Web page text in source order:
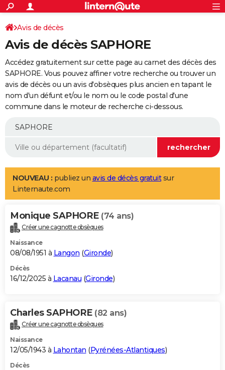
ACTUALITÉS
Politique
Société
Faits Divers
Education
Monde
Villes
+
SPORT
Coupe du monde 2026
Football
Tennis
Cyclisme
Rugby
Forum
Programme TV
TNT
Streaming
Cinéma
Sorties cinéma
Musique
+
FINANCE
Retraite
Epargne
Immobilier
Risques naturels par ville
Banque
Assurance
AUTO
Essais
Réserver un essai
Citadines
Berlines
SUV
Forum auto
+
Mobiles
Meilleur smartphone
Internet
Ordinateurs
Jeux vidéo
Guide high-tech
Aménagement intérieur
LIFESTYLE
Art de vivre
Bien-être
Loisirs
Mode
Modes de vie
Alimentation
Guide de la santé
Maladies
Médicaments
Sommeil
VOYAGE
Destinations
City break
Voyage nature
Voyage de noces
Forum
Climat
+PHOTO
GUIDES D'ACHAT
BONS PLANS
Carte de Noël
Carte Bonne année
Carte Saint-Valentin
Carte Pâques
Carte d'anniversaire
DICTIONNAIRE
Dictionnaire
Biographies
Citations
Expressions
Proverbes
PROGRAMME TV
Avis de décès
Avis de décès SAPHORE
Accédez gratuitement sur cette page au carnet des décès des
SAPHORE. Vous pouvez affiner votre recherche ou trouver un
avis de décès ou un avis d'obsèques plus ancien en tapant le
nom d'un défunt et/ou le nom ou le code postal d'une
commune dans le moteur de recherche ci-dessous.
NOUVEAU : publiez un avis de décès gratuitsur
Linternaute.com
Monique SAPHORE (74 ans)
Créer une cagnotte obsèques
Naissance
08/08/1951 à Langon (Gironde)
Décès
16/12/2025 à Lacanau (Gironde)
Charles SAPHORE (82 ans)
Créer une cagnotte obsèques
Naissance
12/05/1943 à Lahontan (Pyrénées-Atlantiques)
Décès